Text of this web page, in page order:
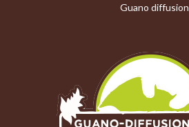
Guano diffusion